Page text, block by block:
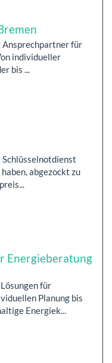
für
individueller
bis ...
Schlüsselnotdienst
abgezockt zu
Energieberatung
für
Planung bis
Energiek...